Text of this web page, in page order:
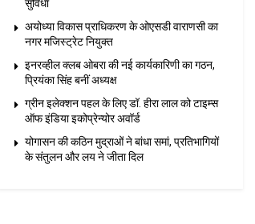
सुविधा
अयोध्या विकास प्राधिकरण के ओएसडी वाराणसी का
नगर मजिस्ट्रेट नियुक्त
इनरव्हील क्लब ओबरा की नई कार्यकारिणी का गठन,
प्रियंका सिंह बनीं अध्यक्ष
ग्रीन इलेक्शन पहल के लिए डॉ. हीरा लाल को टाइम्स
ऑफ इंडिया इकोप्रेन्योर अवॉर्ड
योगासन की कठिन मुद्राओं ने बांधा समां, प्रतिभागियों
के संतुलन और लय ने जीता दिल